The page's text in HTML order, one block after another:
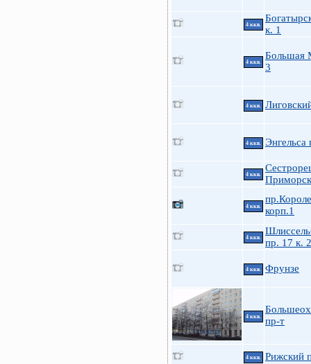
4 ккв.
к. 1
4 ккв.
Большая
3
4 ккв.
4 ккв. Энгельса
4 ккв.
4 ккв.
корп.1
4 ккв.
пр. 17 к. 2
4 ккв. Фрунзе
4 ккв.
пр-т
4 ккв. Рижский